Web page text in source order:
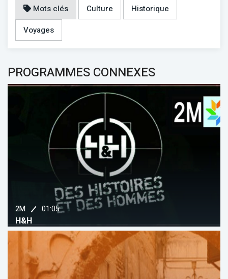
Mots clés Culture
Historique
Voyages
PROGRAMMES CONNEXES
2M 01:05
H&H